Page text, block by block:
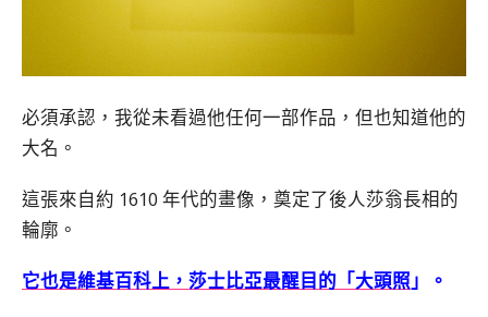
必須承認，我從未看過他任何一部作品，但也知道他的
大名。
這張來自約 1610 年代的畫像，奠定了後人莎翁長相的
輪廓。
它也是維基百科上，莎士比亞最醒目的「大頭照 」 。